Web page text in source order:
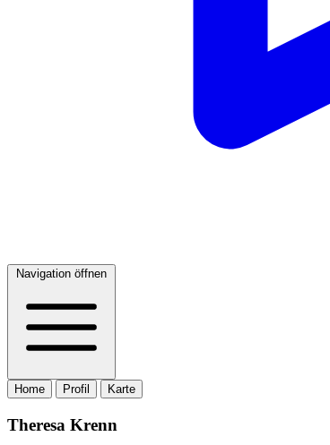
Navigation öffnen
Home Profil Karte
Theresa Krenn